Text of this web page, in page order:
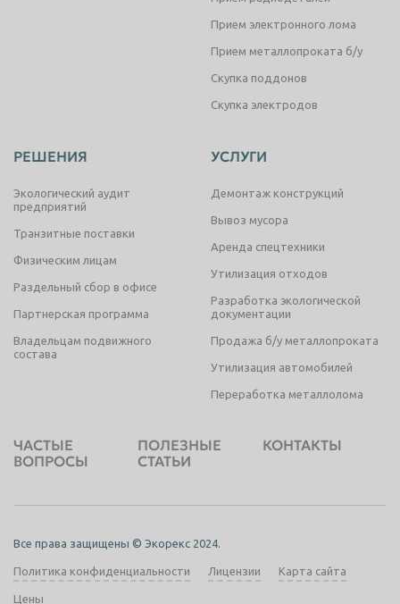
Прием электронного лома
Прием металлопроката б/у
Скупка поддонов
Скупка электродов
РЕШЕНИЯ
Экологический аудит
предприятий
Транзитные поставки
Физическим лицам
Раздельный сбор в офисе
Партнерская программа
Владельцам подвижного
состава
УСЛУГИ
Демонтаж конструкций
Вывоз мусора
Аренда спецтехники
Утилизация отходов
Разработка экологической
документации
Продажа б/у металлопроката
Утилизация автомобилей
Переработка металлолома
ЧАСТЫЕ
ВОПРОСЫ
ПОЛЕЗНЫЕ
СТАТЬИ
КОНТАКТЫ
Все права защищены © Экорекс 2024.
Политика конфиденциальности Лицензии Карта сайта
Цены